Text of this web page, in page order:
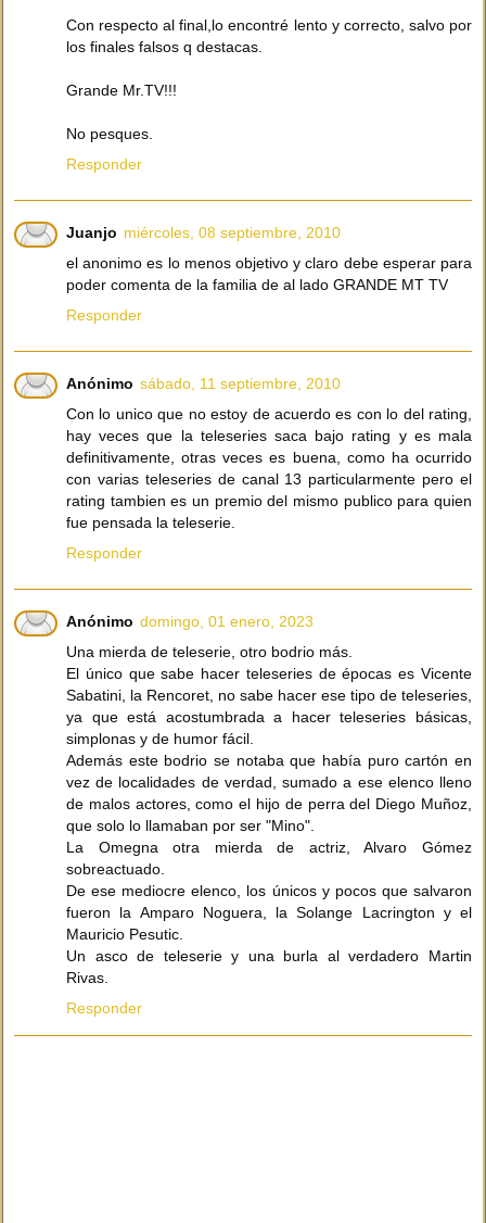
Con respecto al final,lo encontré lento y correcto, salvo por
los finales falsos q destacas.
Grande Mr.TV!!!
No pesques.
Responder
Juanjo miércoles, 08 septiembre, 2010
el anonimo es lo menos objetivo y claro debe esperar para
poder comenta de la familia de al lado GRANDE MT TV
Responder
Anónimo sábado, 11 septiembre, 2010
Con lo unico que no estoy de acuerdo es con lo del rating,
hay veces que la teleseries saca bajo rating y es mala
definitivamente, otras veces es buena, como ha ocurrido
con varias teleseries de canal 13 particularmente pero el
rating tambien es un premio del mismo publico para quien
fue pensada la teleserie.
Responder
Anónimo domingo, 01 enero, 2023
Una mierda de teleserie, otro bodrio más.
El único que sabe hacer teleseries de épocas es Vicente
Sabatini, la Rencoret, no sabe hacer ese tipo de teleseries,
ya que está acostumbrada a hacer teleseries básicas,
simplonas y de humor fácil.
Además este bodrio se notaba que había puro cartón en
vez de localidades de verdad, sumado a ese elenco lleno
de malos actores, como el hijo de perra del Diego Muñoz,
que solo lo llamaban por ser "Mino".
La Omegna otra mierda de actriz, Alvaro Gómez
sobreactuado.
De ese mediocre elenco, los únicos y pocos que salvaron
fueron la Amparo Noguera, la Solange Lacrington y el
Mauricio Pesutic.
Un asco de teleserie y una burla al verdadero Martin
Rivas.
Responder